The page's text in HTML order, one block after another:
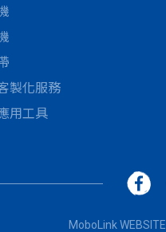
製化服務
用工具
MoboLink WEBSITE